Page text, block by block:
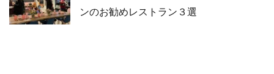
ンのお勧めレストラン３選